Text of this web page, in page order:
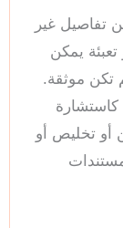
تفاصيل غير
يمكن
تكن موثقة.
كاستشارة
أو تخليص أو